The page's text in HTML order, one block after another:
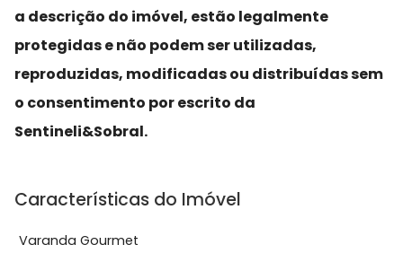
a descrição do imóvel, estão legalmente
protegidas e não podem ser utilizadas,
reproduzidas, modificadas ou distribuídas sem
o consentimento por escrito da
Sentineli&Sobral.
Características do Imóvel
Varanda Gourmet